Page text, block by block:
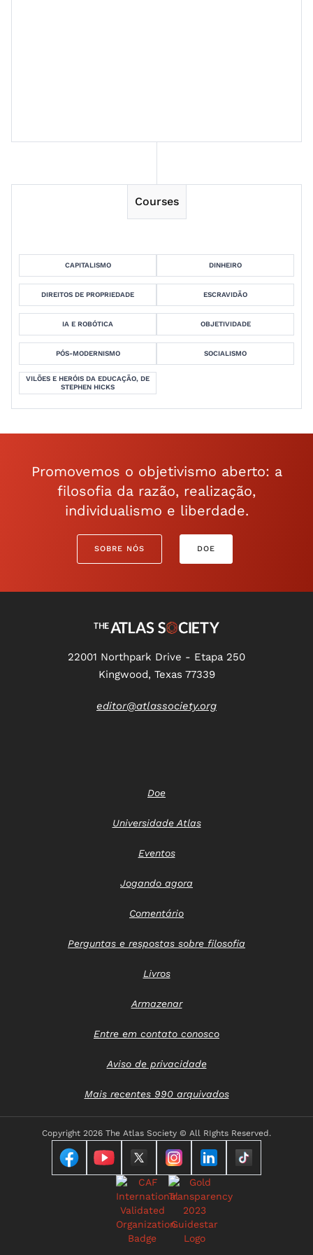
Courses
CAPITALISMO DINHEIRO
DIREITOS DE PROPRIEDADE ESCRAVIDÃO
IA E ROBÓTICA OBJETIVIDADE
PÓS-MODERNISMO SOCIALISMO
VILÕES E HERÓIS DA EDUCAÇÃO, DE
STEPHEN HICKS
Promovemos o objetivismo aberto: a
filosofia da razão, realização,
individualismo e liberdade.
SOBRE NÓS DOE
22001 Northpark Drive - Etapa 250
Kingwood, Texas 77339
editor@atlassociety.org
Doe
Universidade Atlas
Eventos
Jogando agora
Comentário
Perguntas e respostas sobre filosofia
Livros
Armazenar
Entre em contato conosco
Aviso de privacidade
Mais recentes 990 arquivados
Copyright 2026 The Atlas Society © All RIghts Reserved.